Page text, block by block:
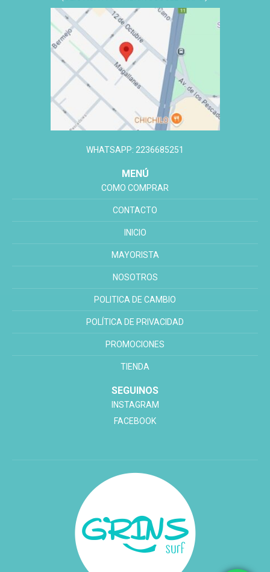
WHATSAPP: 2236685251
MENÚ
COMO COMPRAR
CONTACTO
INICIO
MAYORISTA
NOSOTROS
POLITICA DE CAMBIO
POLÍTICA DE PRIVACIDAD
PROMOCIONES
TIENDA
SEGUINOS
INSTAGRAM
FACEBOOK